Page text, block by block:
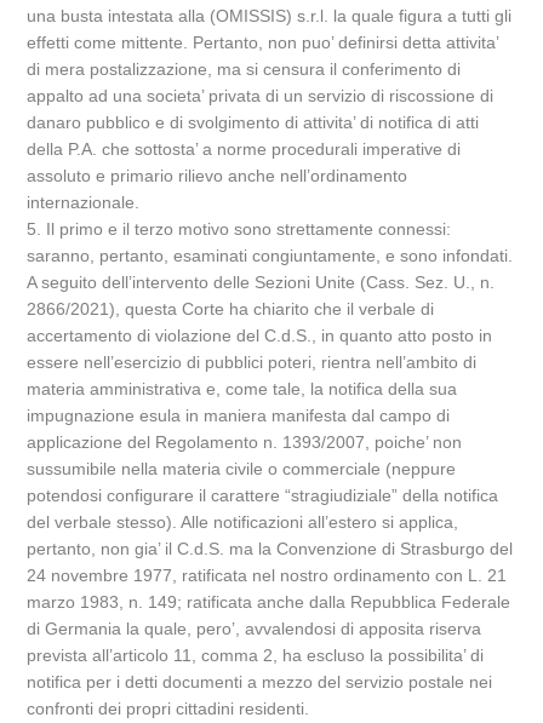
una busta intestata alla (OMISSIS) s.r.l. la quale figura a tutti gli
effetti come mittente. Pertanto, non puo’ definirsi detta attivita’
di mera postalizzazione, ma si censura il conferimento di
appalto ad una societa’ privata di un servizio di riscossione di
danaro pubblico e di svolgimento di attivita’ di notifica di atti
della P.A. che sottosta’ a norme procedurali imperative di
assoluto e primario rilievo anche nell’ordinamento
internazionale.
5. Il primo e il terzo motivo sono strettamente connessi:
saranno, pertanto, esaminati congiuntamente, e sono infondati.
A seguito dell’intervento delle Sezioni Unite (Cass. Sez. U., n.
2866/2021), questa Corte ha chiarito che il verbale di
accertamento di violazione del C.d.S., in quanto atto posto in
essere nell’esercizio di pubblici poteri, rientra nell’ambito di
materia amministrativa e, come tale, la notifica della sua
impugnazione esula in maniera manifesta dal campo di
applicazione del Regolamento n. 1393/2007, poiche’ non
sussumibile nella materia civile o commerciale (neppure
potendosi configurare il carattere “stragiudiziale” della notifica
del verbale stesso). Alle notificazioni all’estero si applica,
pertanto, non gia’ il C.d.S. ma la Convenzione di Strasburgo del
24 novembre 1977, ratificata nel nostro ordinamento con L. 21
marzo 1983, n. 149; ratificata anche dalla Repubblica Federale
di Germania la quale, pero’, avvalendosi di apposita riserva
prevista all’articolo 11, comma 2, ha escluso la possibilita’ di
notifica per i detti documenti a mezzo del servizio postale nei
confronti dei propri cittadini residenti.